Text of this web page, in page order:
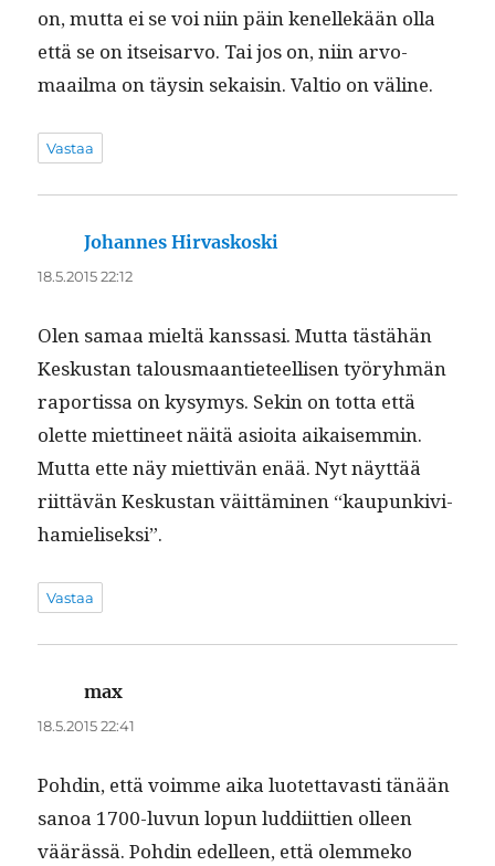
on, mut­ta ei se voi niin päin kenellekään olla
että se on itseis­ar­vo. Tai jos on, niin arvo­
maail­ma on täysin sekaisin. Val­tio on väline.
Vastaa
Johannes Hirvaskoski
18.5.2015 22:12
Olen samaa mieltä kanssasi. Mut­ta tästähän
Keskus­tan talous­maanti­eteel­lisen työryh­män
rapor­tis­sa on kysymys. Sekin on tot­ta että
olette miet­ti­neet näitä asioi­ta aikaisem­min.
Mut­ta ette näy miet­tivän enää. Nyt näyt­tää
riit­tävän Keskus­tan väit­tämi­nen “kaupunkivi­
hamielisek­si”.
Vastaa
max
18.5.2015 22:41
Pohdin, että voimme aika luotet­tavasti tänään
sanoa 1700-luvun lop­un lud­di­it­tien olleen
väärässä. Pohdin edelleen, että olem­meko